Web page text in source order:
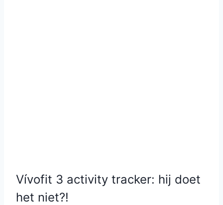
Vívofit 3 activity tracker: hij doet
het niet?!